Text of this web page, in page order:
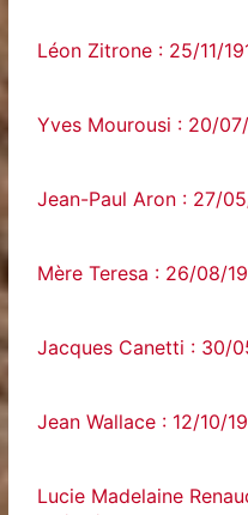
Léon Zitrone : 25/11/
Yves Mourousi : 20/
Jean-Paul Aron : 27/
Mère Teresa : 26/08/
Jacques Canetti : 30/
Jean Wallace : 12/10/
Lucie Madelaine